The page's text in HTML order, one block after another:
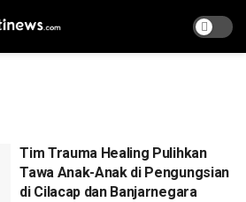
Tim Trauma Healing Pulihkan
Tawa Anak-Anak di Pengungsian
di Cilacap dan Banjarnegara